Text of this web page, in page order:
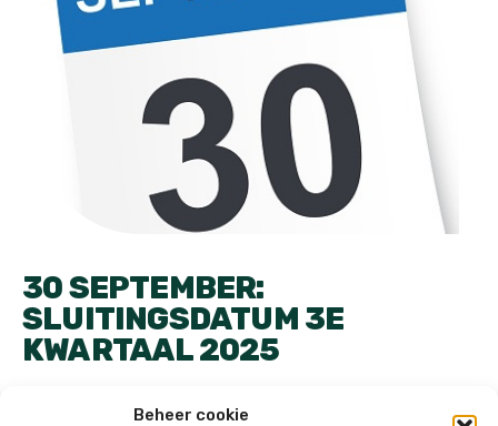
Beheer cookie
30 SEPTEMBER:
SLUITINGSDATUM 3E
KWARTAAL 2025